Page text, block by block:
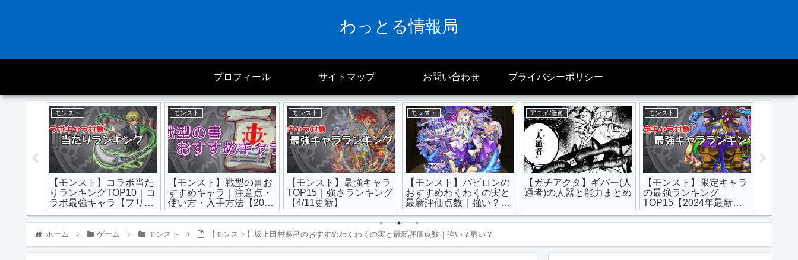
わっとる情報局
プロフィール サイトマップ お問い合わせ プライバシーポリシー
モンスト
【モンスト】コラボ当た
りランキングTOP10｜コ
ラボ最強キャラ【フリー
レンを追加】
モンスト
【モンスト】戦型の書お
すすめキャラ｜注意点・
使い方・入手方法【2024
年最新版】
モンスト
【モンスト】最強キャラ
TOP15｜強さランキング
【4/11更新】
モンスト
【モンスト】バビロンの
おすすめわくわくの実と
最新評価点数｜強い？弱
い？
アニメ/漫画
【ガチアクタ】ギバー(人
通者)の人器と能力まとめ
モンスト
【モンスト】限定キャラ
の最強ランキング
TOP15【2024年最新
版】
ホーム ゲーム モンスト 【モンスト】坂上田村麻呂のおすすめわくわくの実と最新評価点数｜強い？弱い？